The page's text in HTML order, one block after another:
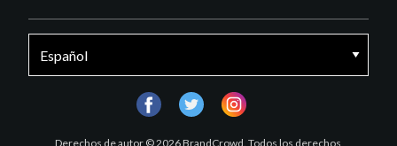
Derechos de autor © 2026 BrandCrowd. Todos los derechos
facebooktwitter instagram